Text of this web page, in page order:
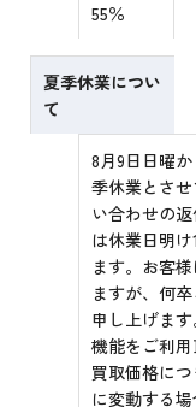
55％
夏季休業につい
て
8月9日日曜
季休業とさ
い合わせの
は休業日明
ます。お客
ますが、何
申し上げま
機能をご利
買取価格に
に変動する